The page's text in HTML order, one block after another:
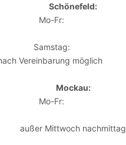
Schönefeld:
Mo-Fr:
Samstag:
Vereinbarung möglich
Mockau:
Mo-Fr:
außer Mittwoch nachmittag